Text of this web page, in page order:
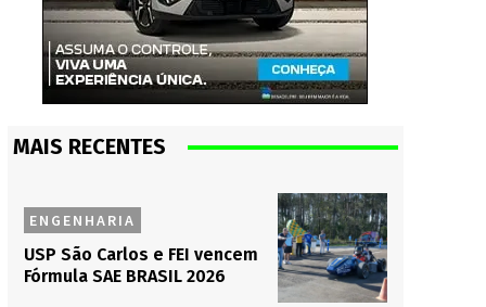
MAIS RECENTES
ENGENHARIA
USP São Carlos e FEI vencem
Fórmula SAE BRASIL 2026